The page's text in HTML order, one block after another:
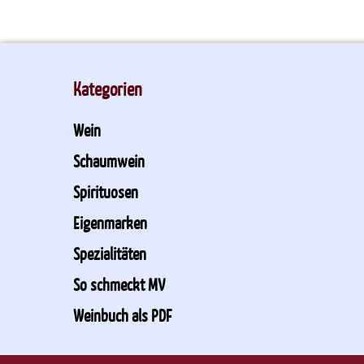
Kategorien
Wein
Schaumwein
Spirituosen
Eigenmarken
Spezialitäten
So schmeckt MV
Weinbuch als PDF